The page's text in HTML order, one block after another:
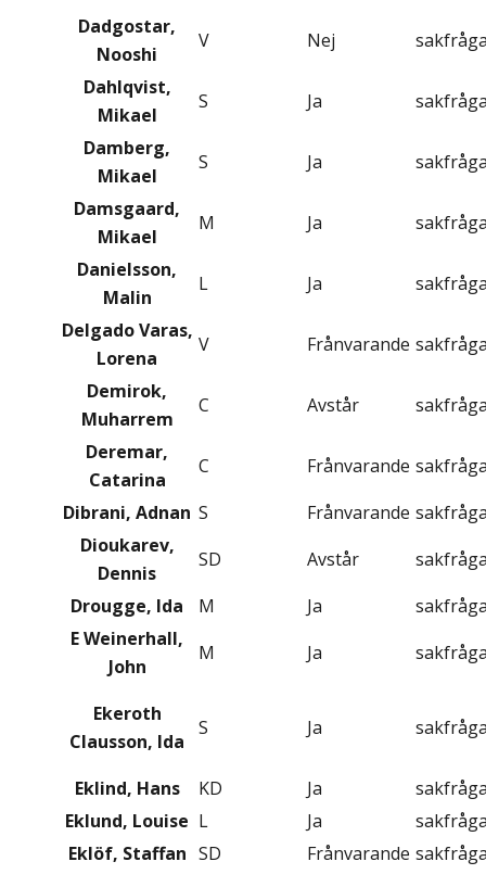
Dadgostar,
Nooshi
V Nej
Dahlqvist,
Mikael
S Ja
Damberg,
Mikael
S Ja
Damsgaard,
Mikael
M Ja
Danielsson,
Malin
L Ja
Delgado Varas,
Lorena
V Frånvarande
Demirok,
Muharrem
C Avstår
Deremar,
Catarina
C Frånvarande
Dibrani, Adnan S Frånvarande
Dioukarev,
Dennis
SD Avstår
Drougge, Ida
M Ja
E Weinerhall,
John
M Ja
Ekeroth
Clausson, Ida
S Ja
Eklind, Hans KD Ja
Eklund, Louise L Ja
Eklöf, Staffan SD Frånvarande